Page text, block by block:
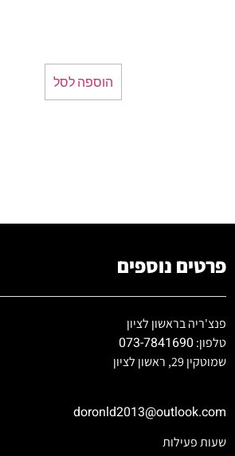
הוספה לסל
פרטים נוספים
פנצ'ריה בראשון לציון
טלפון:073-7841690
שמוטקין 29, ראשון לציון
doronld2013@outlook.com
שעות פעילות